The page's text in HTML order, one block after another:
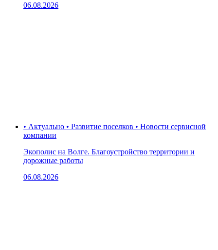
06.08.2026
• Актуально • Развитие поселков • Новости сервисной
компании
Экополис на Волге. Благоустройство территории и
дорожные работы
06.08.2026